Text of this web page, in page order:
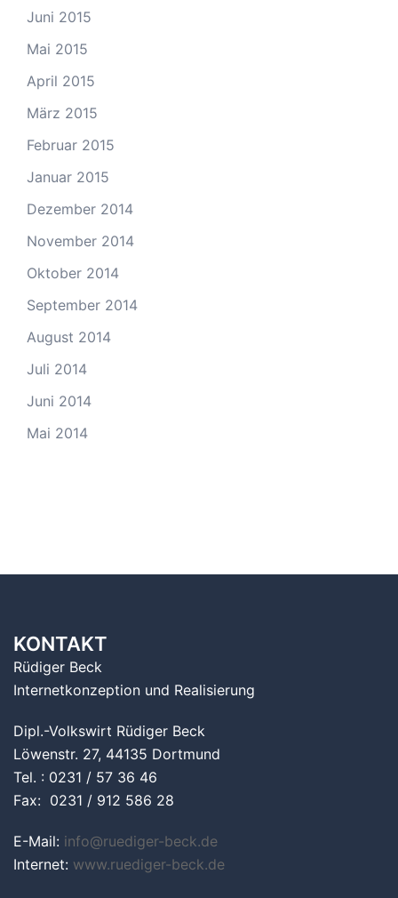
Juni 2015
Mai 2015
April 2015
März 2015
Februar 2015
Januar 2015
Dezember 2014
November 2014
Oktober 2014
September 2014
August 2014
Juli 2014
Juni 2014
Mai 2014
KONTAKT
Rüdiger Beck
Internetkonzeption und Realisierung
Dipl.-Volkswirt Rüdiger Beck
Löwenstr. 27, 44135 Dortmund
Tel. : 0231 / 57 36 46
Fax: 0231 / 912 586 28
E-Mail: info@ruediger-beck.de
Internet: www.ruediger-beck.de